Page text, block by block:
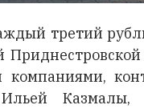
третий
компаниями,
Казмалы,